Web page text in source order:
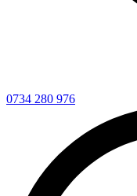
0734 280 976